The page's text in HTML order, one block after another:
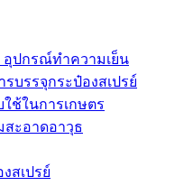
อุปกรณ์ทำความเย็น
บรรจุกระป๋องสเปรย์
ช้ในการเกษตร
สะอาดอาวุธ
สเปรย์